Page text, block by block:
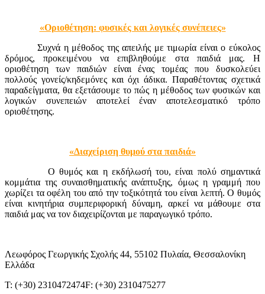
«Οριοθέτηση: φυσικές και λογικές συνέπειες»
Συχνά η μέθοδος της απειλής με τιμωρία είναι ο εύκολος
δρόμος, προκειμένου να επιβληθούμε στα παιδιά μας. Η
οριοθέτηση των παιδιών είναι ένας τομέας που δυσκολεύει
πολλούς γονείς/κηδεμόνες και όχι άδικα. Παραθέτοντας σχετικά
παραδείγματα, θα εξετάσουμε το πώς η μέθοδος των φυσικών και
λογικών συνεπειών αποτελεί έναν αποτελεσματικό τρόπο
οριοθέτησης.
«Διαχείριση θυμού στα παιδιά»
Ο θυμός και η εκδήλωσή του, είναι πολύ σημαντικά
κομμάτια της συναισθηματικής ανάπτυξης, όμως η γραμμή που
χωρίζει τα οφέλη του από την τοξικότητά του είναι λεπτή. Ο θυμός
είναι κινητήρια συμπεριφορική δύναμη, αρκεί να μάθουμε στα
παιδιά μας να τον διαχειρίζονται με παραγωγικό τρόπο.
Λεωφόρος Γεωργικής Σχολής 44, 55102 Πυλαία, Θεσσαλονίκη
Ελλάδα
T: (+30) 2310472474F: (+30) 2310475277